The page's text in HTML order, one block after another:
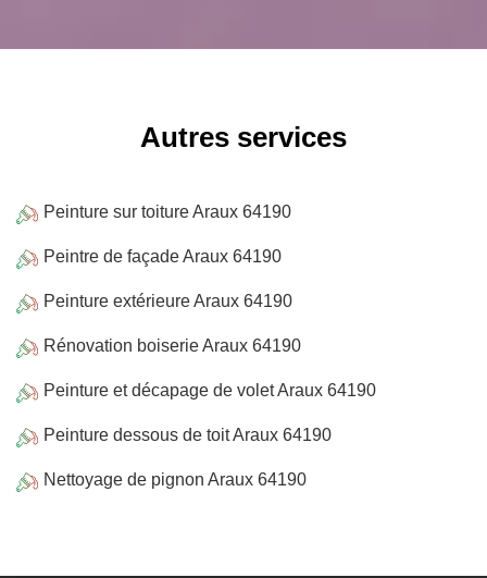
Autres services
Peinture sur toiture Araux 64190
Peintre de façade Araux 64190
Peinture extérieure Araux 64190
Rénovation boiserie Araux 64190
Peinture et décapage de volet Araux 64190
Peinture dessous de toit Araux 64190
Nettoyage de pignon Araux 64190